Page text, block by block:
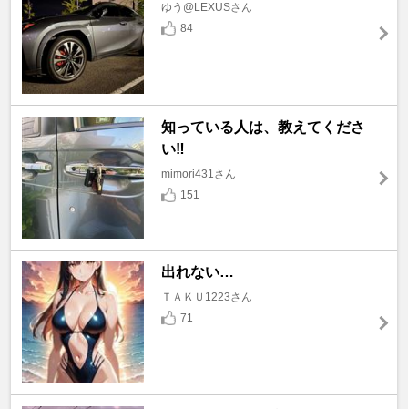
ゆう@LEXUSさん
84
知っている人は、教えてくださ
い‼️
mimori431さん
151
出れない…
ＴＡＫＵ1223さん
71